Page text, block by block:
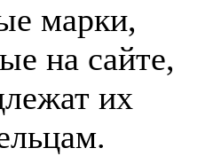
марки,
на сайте,
их